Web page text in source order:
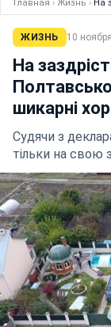
Главная › Жизнь › На
ЖИЗНЬ 10
На
шикарні
Судячи з
тільки на свою